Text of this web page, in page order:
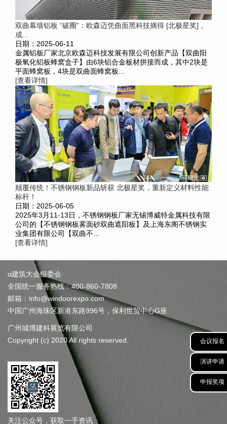
会议报名
演讲申请
申报奖项
双曲幕墙铝板 “破圈”：欧森迈凭曲面黑科技摘得 [北极星奖]，
成...
日期：2025-06-11
金属铝板厂家北京欧森迈科技发展有限公司创新产品【双曲阳
极氧化铝板蜂窝盒子】由6块铝合金板材拼接而成，其中2块是
平面蜂窝板，4块是双曲面蜂窝板...
[查看详情]
颠覆传统！不锈钢钢板新品斩获 北极星奖，重新定义材料性能
标杆！
日期：2025-06-05
2025年3月11-13日，不锈钢钢板厂家无锡博威特金属科技有限
公司的【不锈钢钢板雾面砂双曲遮阳板】及上海东阁不锈钢实
业集团有限公司【双曲不...
[查看详情]
α建筑大会组委会
全国统一服务热线：400-860-7808
邮箱：info@windoorexpo.com
中国广州海珠区新港东路996号，保利世贸中心G座
广州城博建科展览有限公司
Copyright (c) 2020 All rights reserved.
关注公众号，获取一手资讯